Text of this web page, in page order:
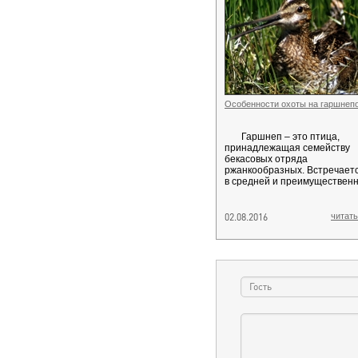
Особенности охоты на
Гаршнеп – это птица,
принадлежащая семейству
бекасовых отряда
ржанкообразных.
в средней и
02.08.2016